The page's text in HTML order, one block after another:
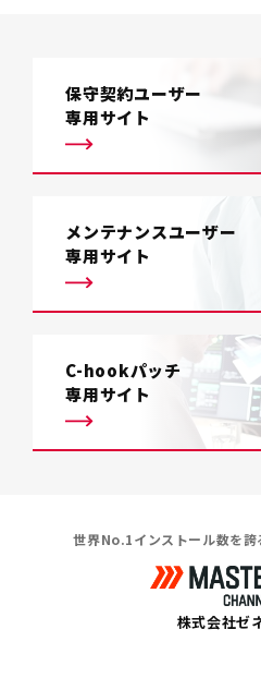
保守契約ユーザー
専用サイト
メンテナンスユーザー
専用サイト
C-hookパッチ
専用サイト
世界No.1インストール数を
株式会社ゼ